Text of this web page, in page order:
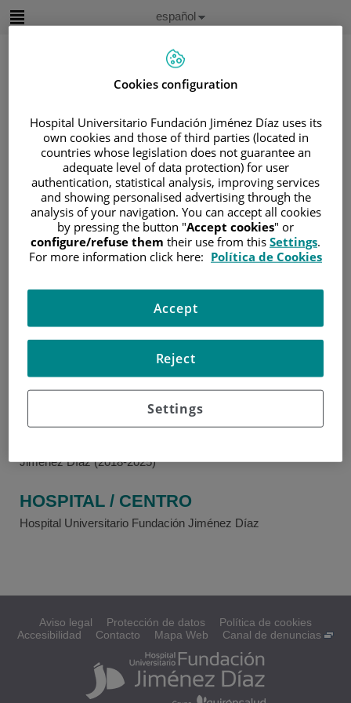
Selector
de
idioma
Idioma
Activo
Español
Inicio /CUADRO MÉDICO
/ISABEL FERNANDEZ SOBRINO
Isabel Fernandez Sobrino
TITULACIÓN
Licenciado en Medicina
por la Universidad de
Alcalá (2007-2013)
EXPERIENCIA
MIR en Radiodiagnóstico en el Hospital Fundación
Jiménez Díaz (2014-2018)
Jiménez Díaz (2018-2025)
HOSPITAL / CENTRO
Hospital Universitario Fundación Jiménez Díaz
Aviso legal Protección de datos
Política de cookies
Accesibilidad
Contacto Mapa Web Canal de denuncias
Cookies configuration
Hospital Universitario Fundación Jiménez Díaz uses its
own cookies and those of third parties (located in
countries whose legislation does not guarantee an
adequate level of data protection) for user
authentication, statistical analysis, improving services
and showing personalised advertising through the
analysis of your navigation. You can accept all cookies
by pressing the button "Accept cookies" or
configure/refuse them their use from this Settings.
For more information click here: Política de Cookies
Settings
Reject
Accept